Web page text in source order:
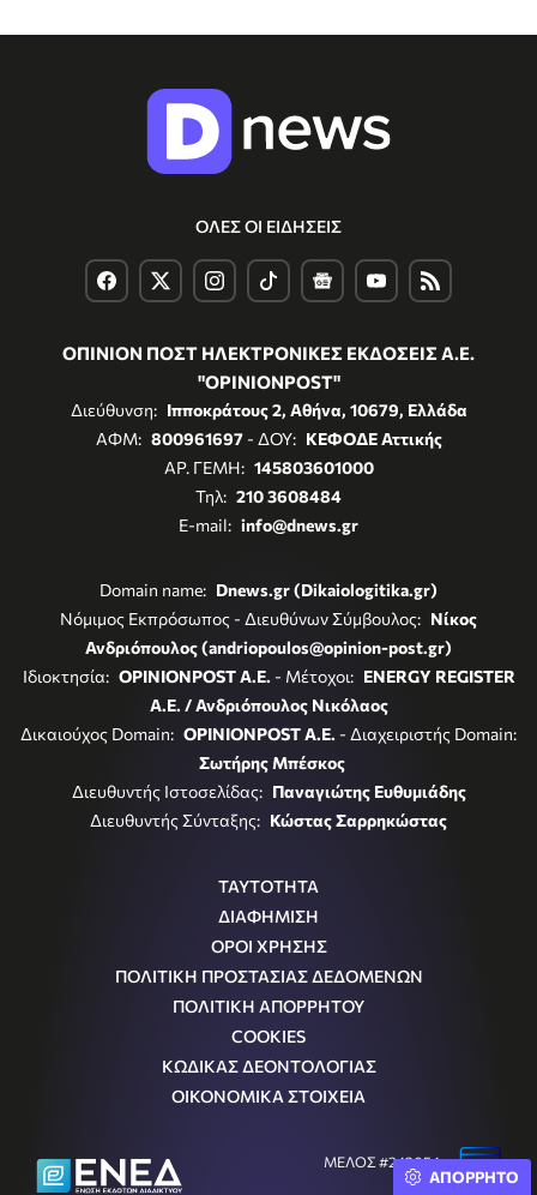
ΟΛΕΣ ΟΙ ΕΙΔΗΣΕΙΣ
ΟΠΙΝΙΟΝ ΠΟΣΤ ΗΛΕΚΤΡΟΝΙΚΕΣ ΕΚΔΟΣΕΙΣ Α.Ε.
"OPINIONPOST"
Διεύθυνση: Ιπποκράτους 2, Αθήνα, 10679, Ελλάδα
ΑΦΜ: 800961697- ΔΟΥ: ΚΕΦΟΔΕ Αττικής
ΑΡ. ΓΕΜΗ: 145803601000
Τηλ: 210 3608484
E-mail: info@dnews.gr
Domain name: Dnews.gr (Dikaiologitika.gr)
Νόμιμος Εκπρόσωπος - Διευθύνων Σύμβουλος: Νίκος
Ανδριόπουλος (andriopoulos@opinion-post.gr)
Ιδιοκτησία: OPINIONPOST A.E. - Μέτοχοι: ENERGY REGISTER
Α.Ε. / Ανδριόπουλος Νικόλαος
Δικαιούχος Domain: OPINIONPOST A.E. - Διαχειριστής Domain:
Σωτήρης Μπέσκος
Διευθυντής Ιστοσελίδας: Παναγιώτης Ευθυμιάδης
Διευθυντής Σύνταξης: Κώστας Σαρρηκώστας
ΤΑΥΤΟΤΗΤΑ
ΔΙΑΦΗΜΙΣΗ
ΟΡΟΙ ΧΡΗΣΗΣ
ΠΟΛΙΤΙΚΗ ΠΡΟΣΤΑΣΙΑΣ ΔΕΔΟΜΕΝΩΝ
ΠΟΛΙΤΙΚΗ ΑΠΟΡΡΗΤΟΥ
COOKIES
ΚΩΔΙΚΑΣ ΔΕΟΝΤΟΛΟΓΙΑΣ
ΟΙΚΟΝΟΜΙΚΑ ΣΤΟΙΧΕΙΑ
ΜΕΛΟΣ #242054
Μ.Η.Τ.
ΑΠΟΡΡΗΤΟ